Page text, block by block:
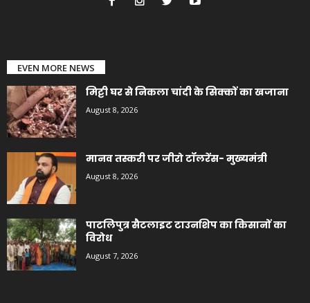
EVEN MORE NEWS
मिट्टी घर से निकला चांदी के सिक्कों का खजाना
August 8, 2026
मानव तस्करी पर जीरो टॉलरेंस- मुख्यमंत्री
August 8, 2026
पाटलिपुत्र सैटलाइट टाउनशिप का किसानों का
विरोध
August 7, 2026